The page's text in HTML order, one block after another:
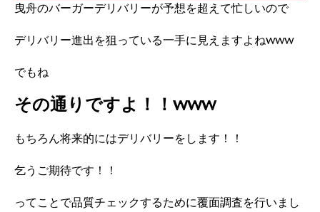
曳舟のバーガーデリバリーが予想を超えて忙しいので
デリバリー進出を狙っている一手に見えますよねwww
でもね
その通りですよ！！www
もちろん将来的にはデリバリーをします！！
乞うご期待です！！
ってことで品質チェックするために覆面調査を行いまし